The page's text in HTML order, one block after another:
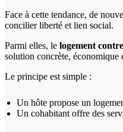
Face à cette tendance, de
concilier liberté et lien social.
Parmi elles, le logement
solution concrète, économique
Le principe est simple :
Un hôte propose un
Un cohabitant offre des